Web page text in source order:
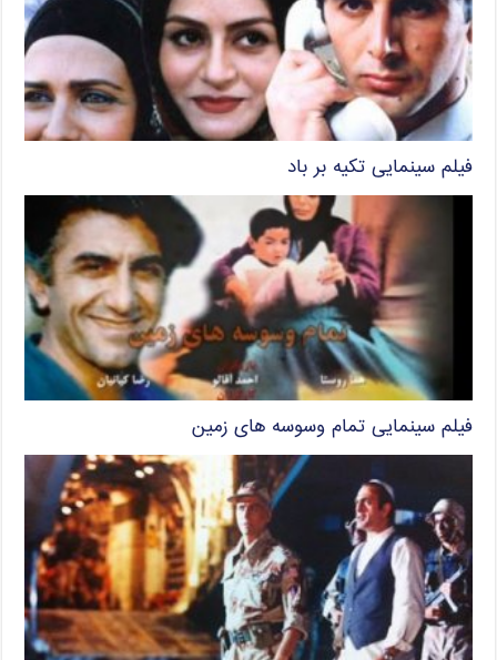
فیلم سینمایی تکیه بر باد
فیلم سینمایی تمام وسوسه های زمین